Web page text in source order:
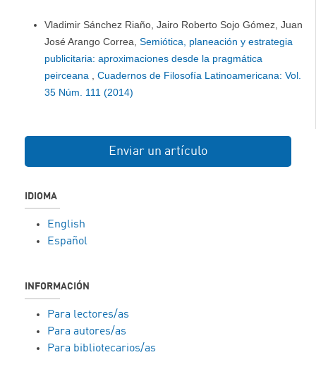
Vladimir Sánchez Riaño, Jairo Roberto Sojo Gómez, Juan
José Arango Correa, Semiótica, planeación y estrategia
publicitaria: aproximaciones desde la pragmática
peirceana , Cuadernos de Filosofía Latinoamericana: Vol.
35 Núm. 111 (2014)
Enviar un artículo
IDIOMA
English
Español
INFORMACIÓN
Para lectores/as
Para autores/as
Para bibliotecarios/as